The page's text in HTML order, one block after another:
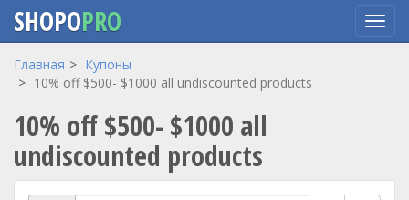
Перейти
содержанию
SHOPOPRO
Главная
Купоны
10% off $500- $1000 all undiscounted products
10% off $500- $1000 all
undiscounted products